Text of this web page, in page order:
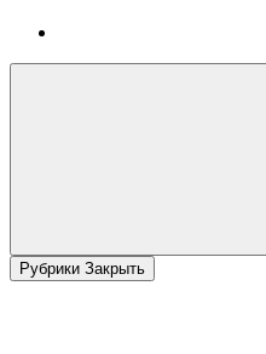
Рубрики Закрыть